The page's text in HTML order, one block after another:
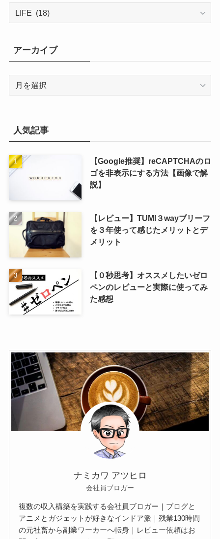
カ
リ
ー
アーカイブ
ブ人気記事
【Google推奨】reCAPTCHAのロ
ゴを非表示にする方法【画像で解
説】
【レビュー】TUMI３wayブリーフ
を３年使って感じたメリットとデ
メリット
【０秒思考】オススメしたいゼロ
ペンのレビューと実際に使ってみ
た感想
ナミカワ アツヒロ
会社員ブロガー
複数の収入構築を実践する会社員ブロガー｜ブログと
アニメとガジェットが好きなインドア派｜残業130時間
の元社畜から副業ワーカーへ転身｜レビュー依頼はお